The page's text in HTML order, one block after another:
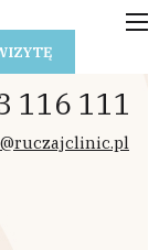
116 111